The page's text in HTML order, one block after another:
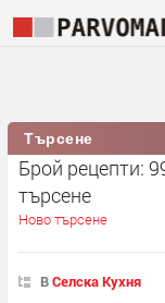
Търсене
Брой рецепти:
търсене
Ново търсене
ВСелска Кухня